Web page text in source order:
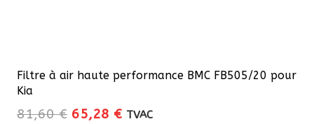
Filtre à air haute performance BMC FB505/20 pour
Kia
81,60€ Le
65,28 €Le
TVAC